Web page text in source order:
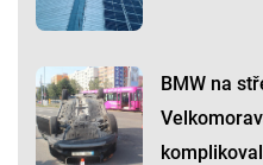
BMW na